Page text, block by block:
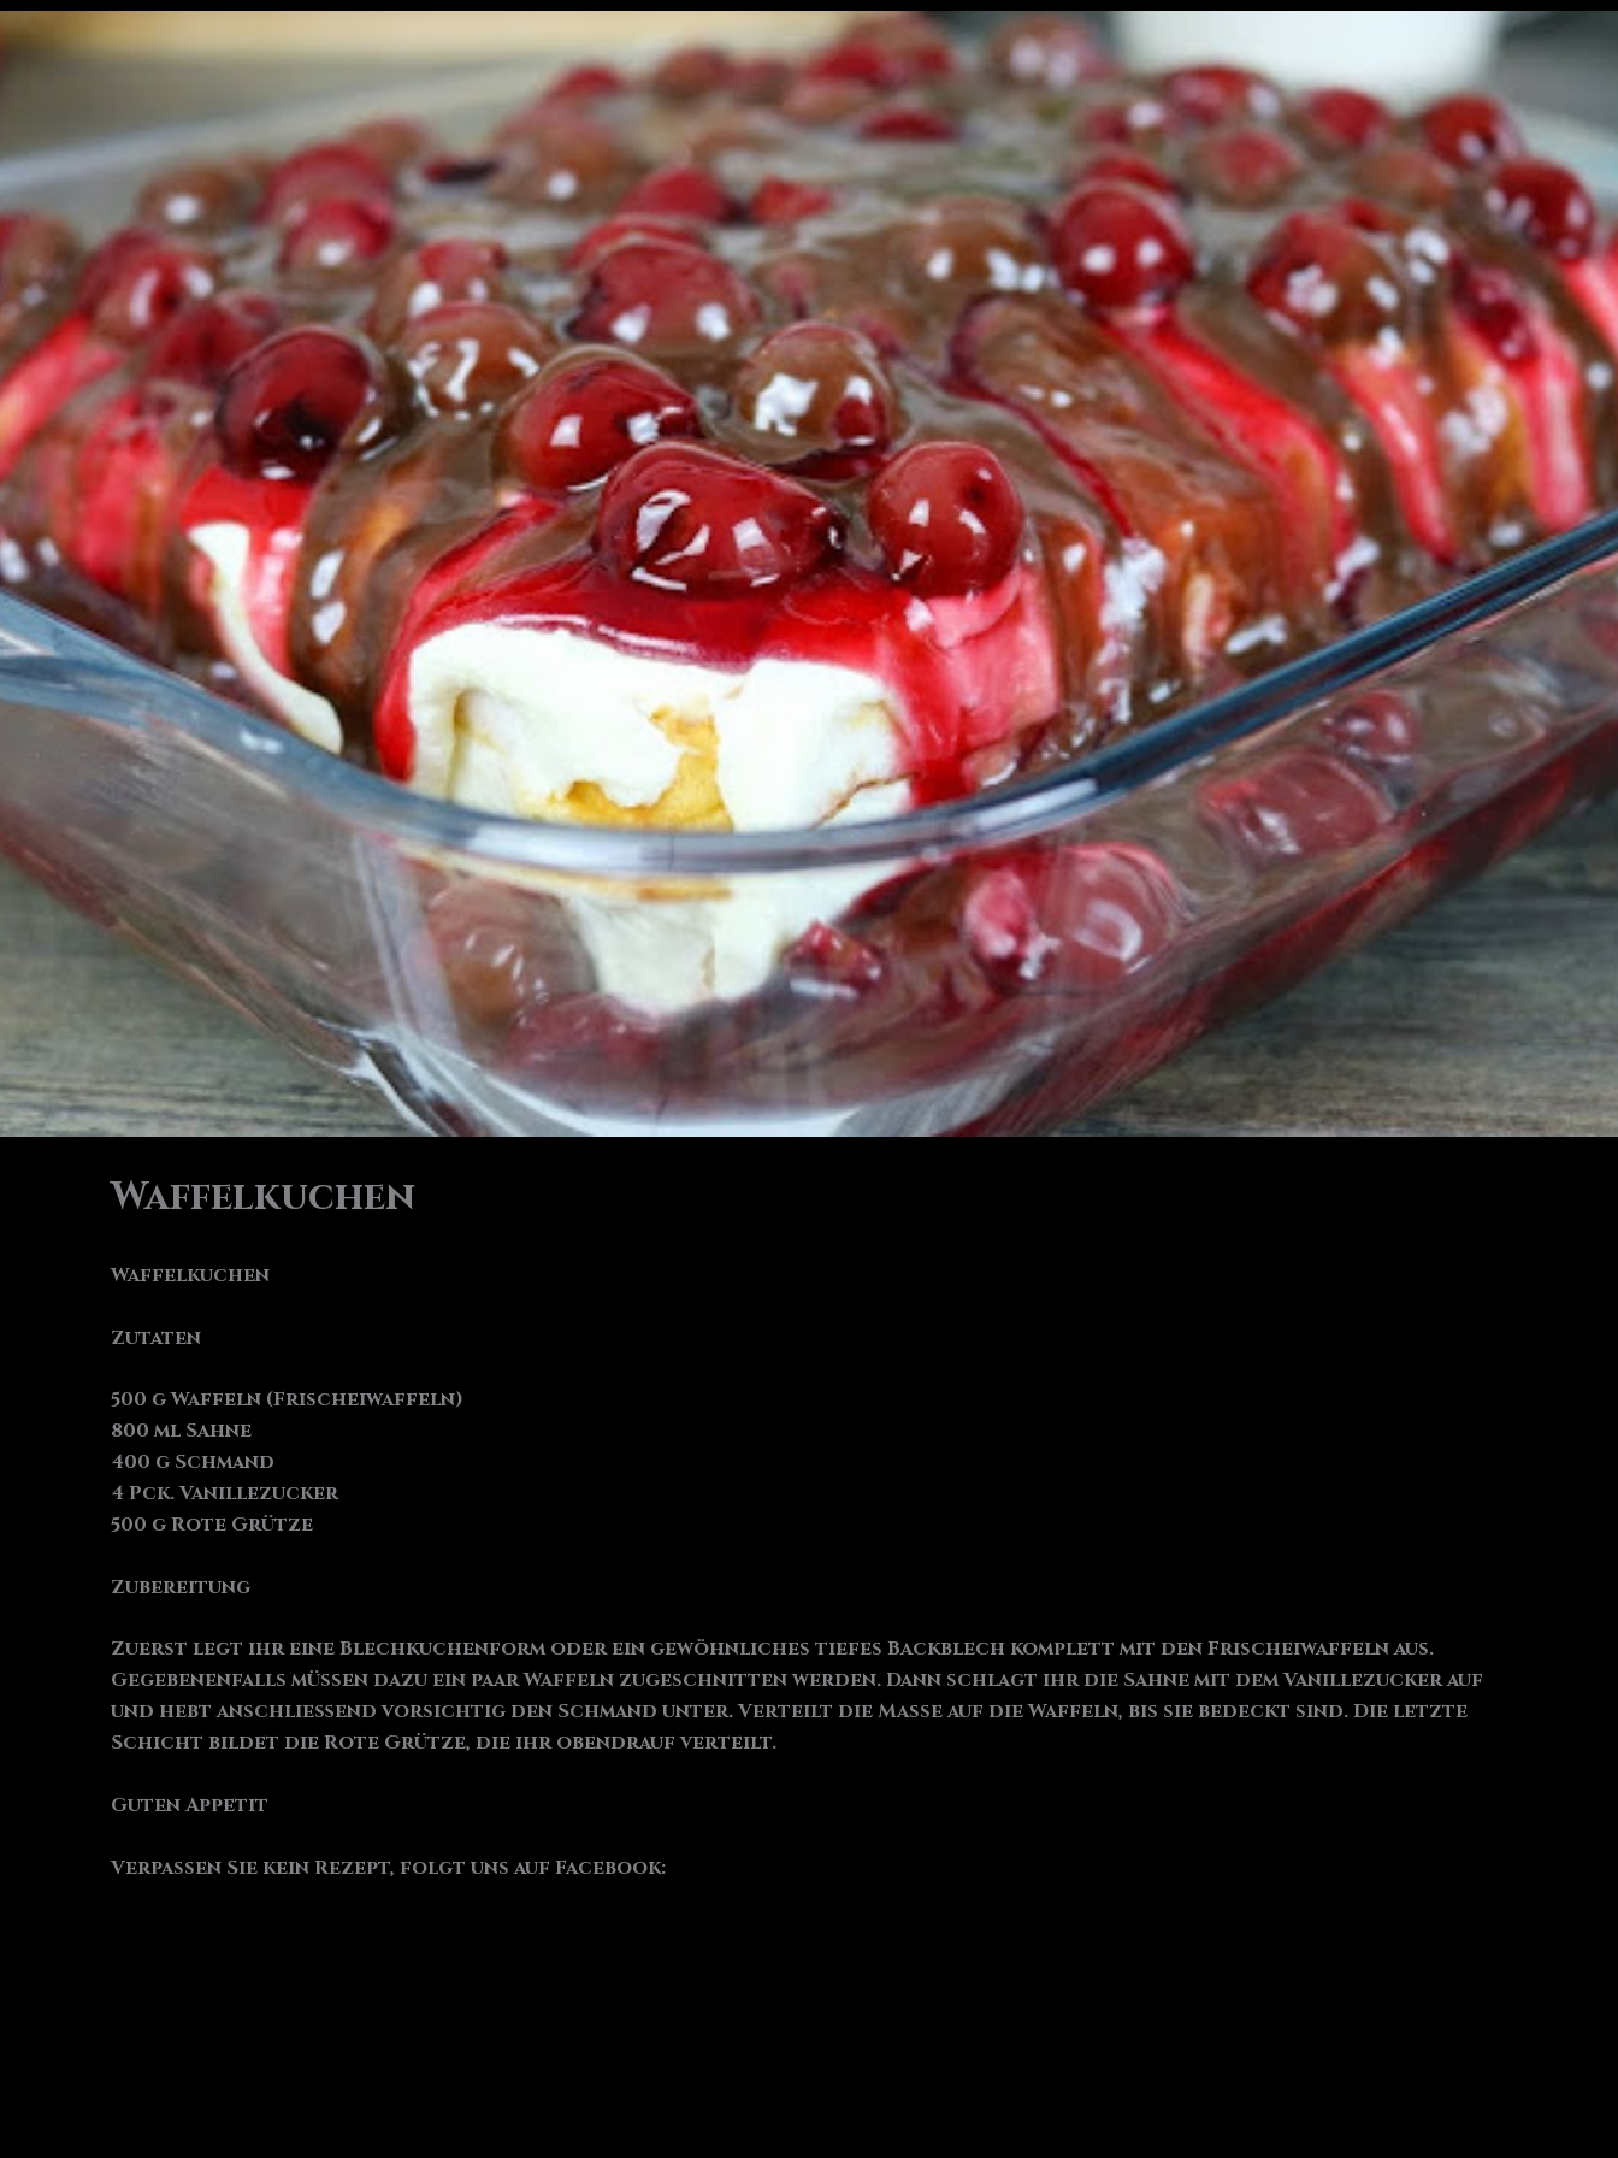
Waffelkuchen
Waffelkuchen
Zutaten
500 g Waffeln (Frischeiwaffeln)
800 ml Sahne
400 g Schmand
4 Pck. Vanillezucker
500 g Rote Grütze
Zubereitung
Zuerst legt ihr eine Blechkuchenform oder ein gewöhnliches tiefes Backblech komplett mit den Frischeiwaffeln aus.
Gegebenenfalls müssen dazu ein paar Waffeln zugeschnitten werden. Dann schlagt ihr die Sahne mit dem Vanillezucker auf
und hebt anschließend vorsichtig den Schmand unter. Verteilt die Masse auf die Waffeln, bis sie bedeckt sind. Die letzte
Schicht bildet die Rote Grütze, die ihr obendrauf verteilt.
Guten Appetit
Verpassen Sie kein Rezept, folgt uns auf Facebook: